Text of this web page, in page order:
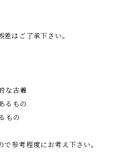
はご了承下さい。
な古着
るもの
もの
参考程度にお考え下さい。